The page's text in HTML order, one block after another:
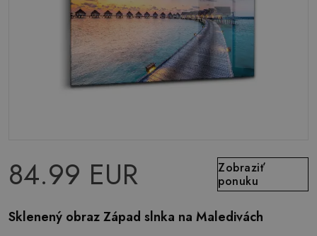
84.99 EUR
Zobraziť
ponuku
Sklenený obraz Západ slnka na Maledivách